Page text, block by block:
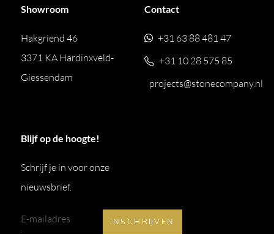
Showroom
Hakgriend 46
3371 KA Hardinxveld-
Giessendam
Contact
+31 63 88 481 47
+31 10 28 575 85
projects@stonecompany.nl
Blijf op de hoogte!
Schrijf je in voor onze
nieuwsbrief.